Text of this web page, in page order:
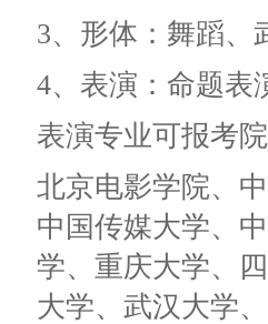
3、形体：舞蹈、
4、表演：命题表
表演专业可报考
北京电影学院、
中国传媒大学、
学、重庆大学、
大学、武汉大学